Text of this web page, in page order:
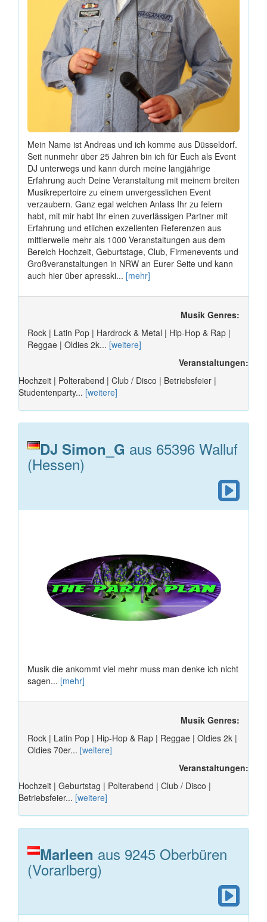
Mein Name ist Andreas und ich komme aus Düsseldorf.
Seit nunmehr über 25 Jahren bin ich für Euch als Event
DJ unterwegs und kann durch meine langjährige
Erfahrung auch Deine Veranstaltung mit meinem breiten
Musikrepertoire zu einem unvergesslichen Event
verzaubern. Ganz egal welchen Anlass Ihr zu feiern
habt, mit mir habt Ihr einen zuverlässigen Partner mit
Erfahrung und etlichen exzellenten Referenzen aus
mittlerweile mehr als 1000 Veranstaltungen aus dem
Bereich Hochzeit, Geburtstage, Club, Firmenevents und
Großveranstaltungen in NRW an Eurer Seite und kann
auch hier über apresski... [mehr]
Musik Genres:
Rock | Latin Pop | Hardrock & Metal | Hip-Hop & Rap |
Reggae | Oldies 2k... [weitere]
Veranstaltungen:
Hochzeit | Polterabend | Club / Disco | Betriebsfeier |
Studentenparty... [weitere]
DJ Simon_G aus 65396 Walluf
(Hessen)
Musik die ankommt viel mehr muss man denke ich nicht
sagen... [mehr]
Musik Genres:
Rock | Latin Pop | Hip-Hop & Rap | Reggae | Oldies 2k |
Oldies 70er... [weitere]
Veranstaltungen:
Hochzeit | Geburtstag | Polterabend | Club / Disco |
Betriebsfeier... [weitere]
Marleen aus 9245 Oberbüren
(Vorarlberg)